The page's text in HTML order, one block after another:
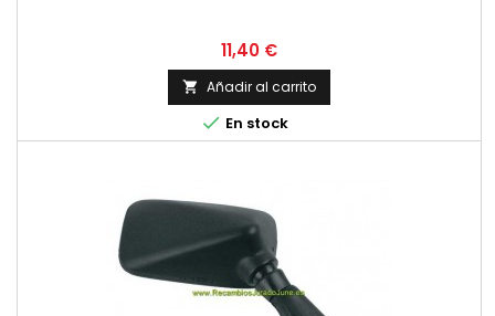
Precio
11,40 €
 Añadir al carrito
 En stock